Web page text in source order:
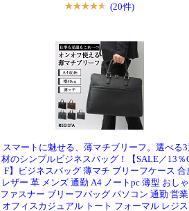
(20件)
スマートに魅せる、薄マチブリーフ。選べる3
材のシンプルビジネスバッグ！【SALE／13％
F】ビジネスバッグ 薄マチ ブリーフケース 合
レザー 革 メンズ 通勤 A4 ノートpc 薄型 おし
ファスナー ブリーフバッグ パソコン 通勤 営
オフィスカジュアル トート フォーマル レジス